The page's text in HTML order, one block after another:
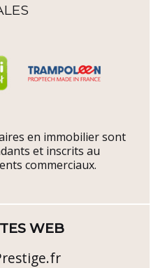
en immobilier sont
et inscrits au
commerciaux.
WEB